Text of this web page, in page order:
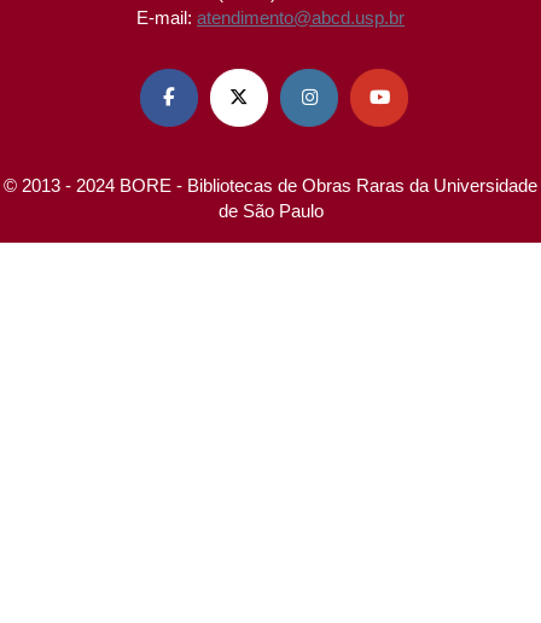
E-mail: atendimento@abcd.usp.br
   
© 2013 - 2024 BORE - Bibliotecas de Obras Raras da Universidade
de São Paulo